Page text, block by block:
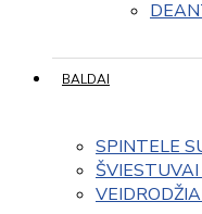
BALDAI
SPINTELE
ŠVIESTUVAI